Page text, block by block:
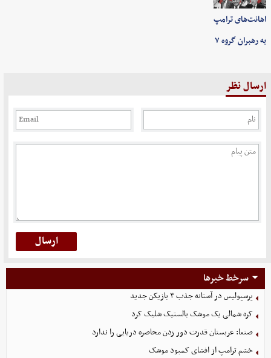
اهانت‌های ترامپ
به رهبران گروه ۷
ارسال نظر
سرخط خبرها
پرسپولیس در آستانه جذب ۳ بازیکن جدید
کره شمالی یک موشک بالستیک شلیک کرد
صنعا: عربستان قدرت دور زدن محاصره دریایی را ندارد
خشم ترامپ از افشای کمبود موشک